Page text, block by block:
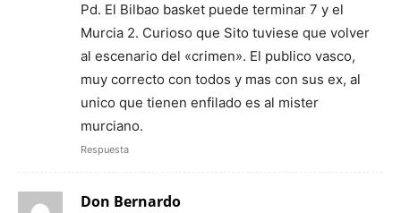
Pd. El Bilbao basket puede terminar 7 y el
Murcia 2. Curioso que Sito tuviese que volver
al escenario del «crimen». El publico vasco,
muy correcto con todos y mas con sus ex, al
unico que tienen enfilado es al mister
murciano.
Respuesta
Don Bernardo